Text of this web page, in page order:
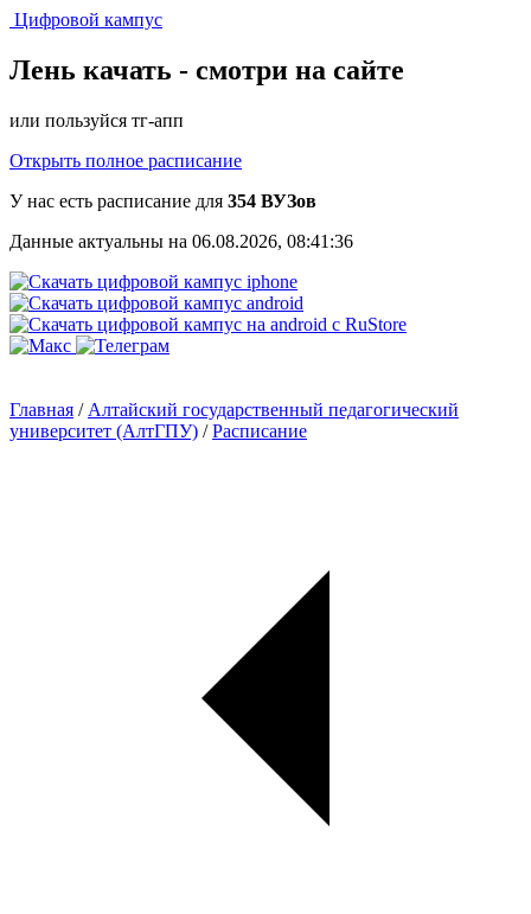
Цифровой кампус
Лень качать - смотри на сайте
или пользуйся тг-апп
Открыть полное расписание
У нас есть расписание для 354 ВУЗов
Данные актуальны на 06.08.2026, 08:41:36
Главная / Алтайский государственный педагогический
университет (АлтГПУ) /Расписание